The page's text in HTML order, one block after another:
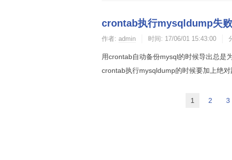
crontab执行mysqldump失败
作者: admin 时间: 17/06/01 15:43:00
用crontab自动备份mysql的时候导出总是
crontab执行mysqldump的时候要加上绝
1 2 3